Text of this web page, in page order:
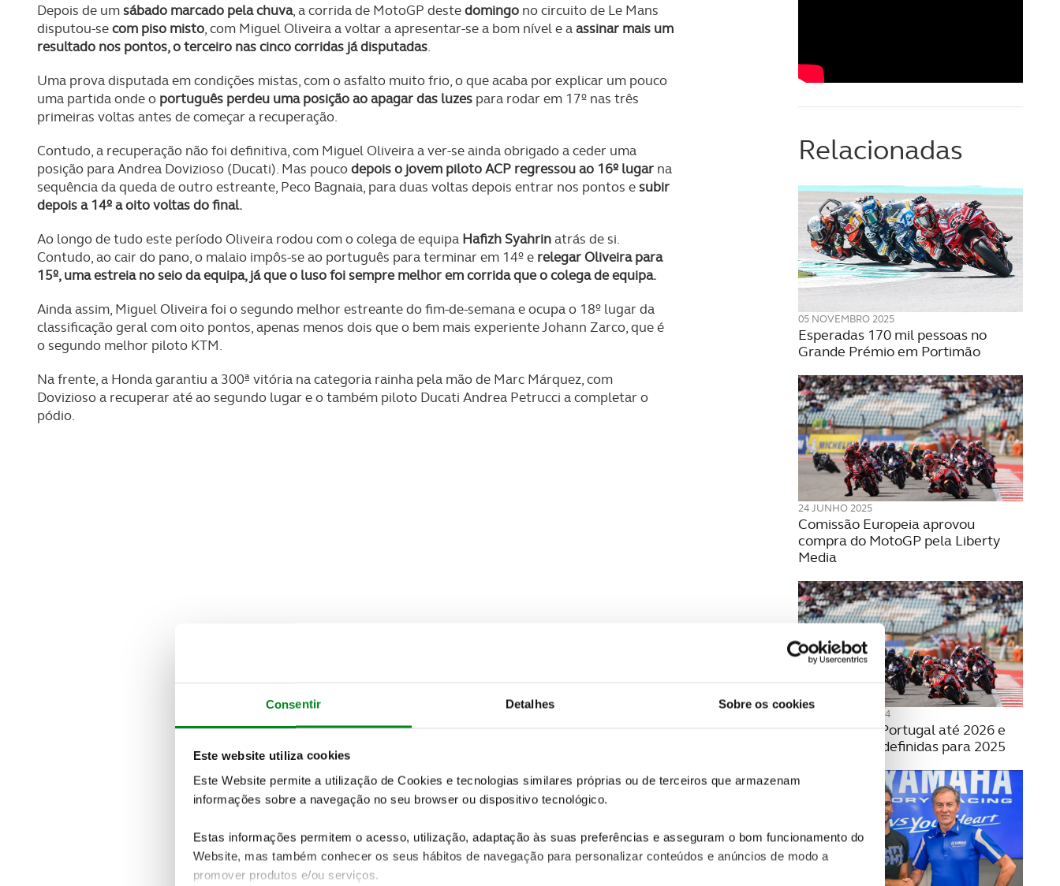
Consentir Detalhes Sobre os cookies
Este website utiliza cookies
Este Website permite a utilização de Cookies e tecnologias similares próprias ou de terceiros que armazenam
informações sobre a navegação no seu browser ou dispositivo tecnológico.
Estas informações permitem o acesso, utilização, adaptação às suas preferências e asseguram o bom funcionamento do
Website, mas também conhecer os seus hábitos de navegação para personalizar conteúdos e anúncios de modo a
promover produtos e/ou serviços.
Depois de umsábado marcado pela chuva, a corrida de MotoGP destedomingo no circuito de Le Mans
disputou-secom piso misto, com Miguel Oliveira a voltar a apresentar-se a bom nível e aassinar mais um
resultado nos pontos, o terceiro nas cinco corridas já disputadas.
Uma prova disputada em condições mistas, com o asfalto muito frio, o que acaba por explicar um pouco
uma partida onde o português perdeu uma posição ao apagar das luzes para rodar em 17º nas três
primeiras voltas antes de começar a recuperação.
Contudo, a recuperação não foi definitiva, com Miguel Oliveira a ver-se ainda obrigado a ceder uma
posição para Andrea Dovizioso (Ducati). Mas poucodepois o jovem piloto ACP regressou ao 16º lugar na
sequência da queda de outro estreante, Peco Bagnaia, para duas voltas depois entrar nos pontos esubir
depois a 14º a oito voltas do final.
Ao longo de tudo este período Oliveira rodou com o colega de equipa Hafizh Syahrinatrás de si.
Contudo, ao cair do pano, o malaio impôs-se ao português para terminar em 14º e relegar Oliveira para
15º, uma estreia no seio da equipa, já que o luso foi sempre melhor em corrida que o colega de equipa.
Ainda assim, Miguel Oliveira foi o segundo melhor estreante do fim-de-semana e ocupa o 18º lugar da
classificação geral com oito pontos, apenas menos dois que o bem mais experiente Johann Zarco, que é
o segundo melhor piloto KTM.
Na frente, a Honda garantiu a 300ª vitória na categoria rainha pela mão de Marc Márquez, com
Dovizioso a recuperar até ao segundo lugar e o também piloto Ducati Andrea Petrucci a completar o
pódio.
Relacionadas
05 NOVEMBRO 2025
Esperadas 170 mil pessoas no
Grande Prémio em Portimão
24 JUNHO 2025
Comissão Europeia aprovou
compra do MotoGP pela Liberty
Media
25 SETEMBRO 2024
Moto GP em Portugal até 2026 e
com datas já definidas para 2025